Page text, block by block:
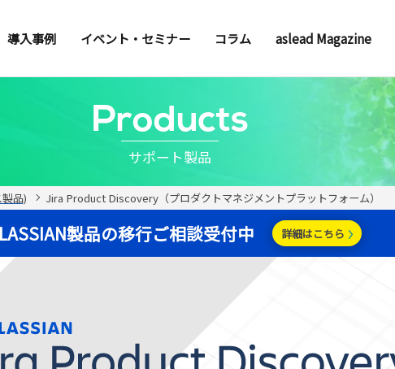
導入事例 イベント・セミナー コラム aslead Magazine
Products
サポート製品
品) Jira Product Discovery（プロダクトマネジメントプラットフォーム）
製品の移行ご相談受付中 詳細はこちら